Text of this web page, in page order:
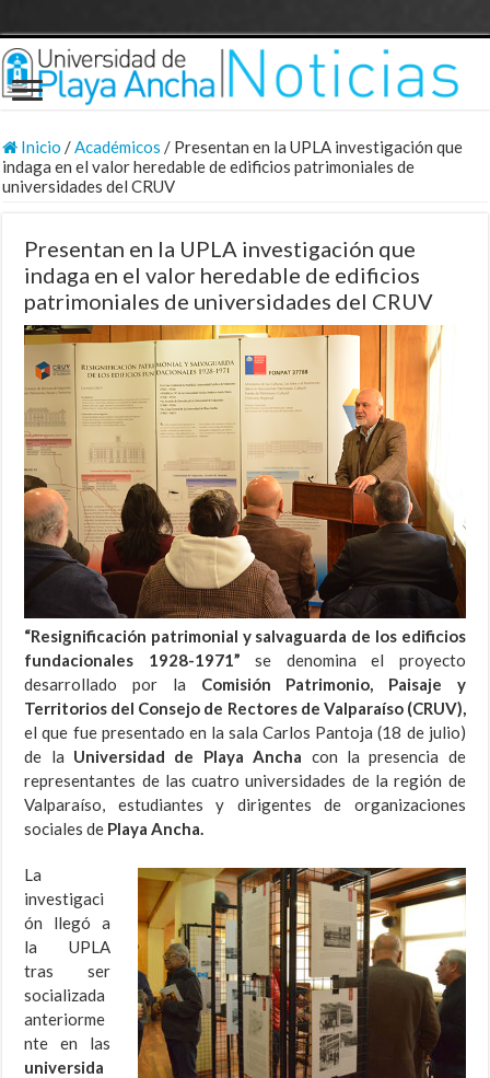
Inicio /Académicos / Presentan en la UPLA investigación que
indaga en el valor heredable de edificios patrimoniales de
universidades del CRUV
Presentan en la UPLA investigación que
indaga en el valor heredable de edificios
patrimoniales de universidades del CRUV
“Resignificación patrimonial y salvaguarda de los edificios
fundacionales 1928-1971” se denomina el proyecto
desarrollado por la Comisión Patrimonio, Paisaje y
Territorios del Consejo de Rectores de Valparaíso (CRUV),
el que fue presentado en la sala Carlos Pantoja (18 de julio)
de la Universidad de Playa Ancha con la presencia de
representantes de las cuatro universidades de la región de
Valparaíso, estudiantes y dirigentes de organizaciones
sociales de Playa Ancha.
La
investigaci
ón llegó a
la UPLA
tras ser
socializada
anteriorme
nte en las
universida